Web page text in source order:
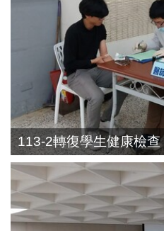
113-2轉復學生健康檢查